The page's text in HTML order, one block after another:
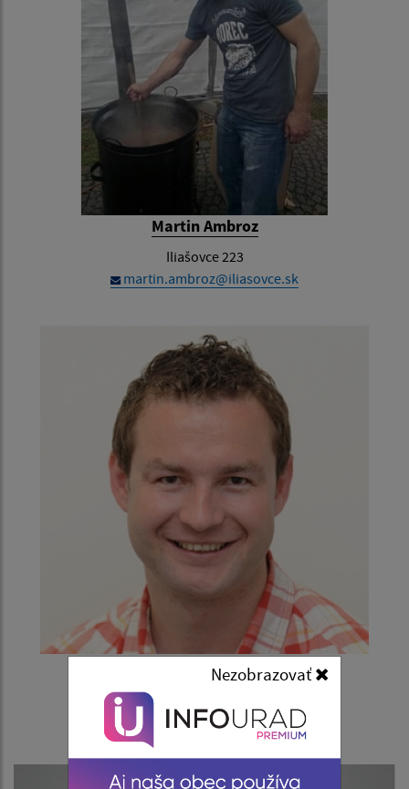
Nezobrazovať
Martin Ambroz
Iliašovce 223
martin.ambroz@iliasovce.sk
Ing. Vladimír Šivec
vladimir.sivec@iliasovce.sk